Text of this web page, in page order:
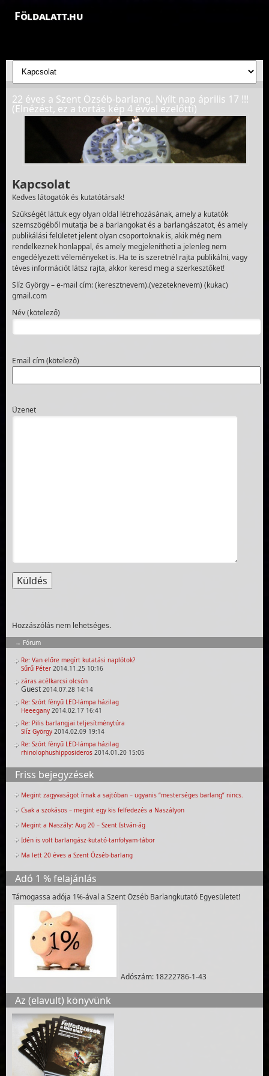
Földalatt.hu
Felfedezések a föld alatt - feltáró barlangkutatások
22 éves a Szent Özséb-barlang. Nyílt nap április 17 !!!
(Elnézést, ez a tortás kép 4 évvel ezelőtti)
Kapcsolat
Kedves látogatók és kutatótársak!
Szükségét láttuk egy olyan oldal létrehozásának, amely a kutatók
szemszögéből mutatja be a barlangokat és a barlangászatot, és amely
publikálási felületet jelent olyan csoportoknak is, akik még nem
rendelkeznek honlappal, és amely megjelenítheti a jelenleg nem
engedélyezett véleményeket is. Ha te is szeretnél rajta publikálni, vagy
téves információt látsz rajta, akkor keresd meg a szerkesztőket!
Slíz György – e-mail cím: (keresztnevem).(vezeteknevem) (kukac)
gmail.com
Név (kötelező)
Email cím (kötelező)
Üzenet
Hozzászólás nem lehetséges.
Fórum
Re: Van előre megírt kutatási naplótok?
Sűrű Péter 2014.11.25 10:16
záras acélkarcsi olcsón
Guest 2014.07.28 14:14
Re: Szórt fényű LED-lámpa házilag
Heeegany 2014.02.17 16:41
Re: Pilis barlangjai teljesítménytúra
Slíz György 2014.02.09 19:14
Re: Szórt fényű LED-lámpa házilag
rhinolophushipposideros 2014.01.20 15:05
Friss bejegyzések
Megint zagyvaságot írnak a sajtóban – ugyanis “mesterséges barlang” nincs.
Csak a szokásos – megint egy kis felfedezés a Naszályon
Megint a Naszály: Aug 20 – Szent István-ág
Idén is volt barlangász-kutató-tanfolyam-tábor
Ma lett 20 éves a Szent Özséb-barlang
Adó 1 % felajánlás
Támogassa adója 1%-ával a Szent Özséb Barlangkutató Egyesületet!
Adószám: 18222786-1-43
Az (elavult) könyvünk